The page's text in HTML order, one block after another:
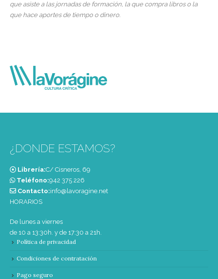
que asiste a las jornadas de formación, la que compra libros o la
que hace aportes de tiempo o dinero.
¿DONDE ESTAMOS?
Librería:C/ Cisneros, 69
Teléfono:‭942 375 226‬
Contacto:info@lavoragine.net
HORARIOS
De lunes a viernes
de 10 a 13:30h. y de 17:30 a 21h.
Política de privacidad
Condiciones de contratación
Pago seguro